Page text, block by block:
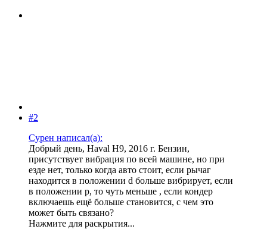
#2
Сурен написал(а):
Добрый день, Haval H9, 2016 г. Бензин,
присутствует вибрация по всей машине, но при
езде нет, только когда авто стоит, если рычаг
находится в положении d больше вибрирует, если
в положении p, то чуть меньше , если кондер
включаешь ещё больше становится, с чем это
может быть связано?
Нажмите для раскрытия...